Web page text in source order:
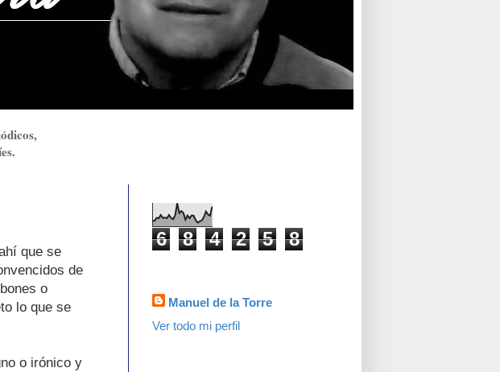
que se
de
o
lo que se
o irónico y
6 8 4 2 5 8
Manuel de la Torre
Ver todo mi perfil